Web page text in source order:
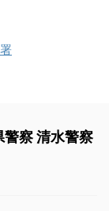
察 清水警察